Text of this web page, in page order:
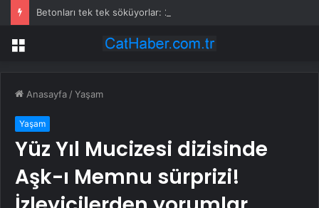
Menü
Anasayfa /Yaşam
Yaşam
Yüz Yıl Mucizesi dizisinde
Aşk-ı Memnu sürprizi!